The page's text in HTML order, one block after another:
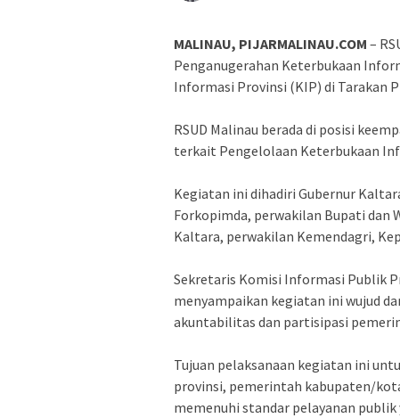
MALINAU, PIJARMALINAU.COM –
Penganugerahan Keterbukaan
Informasi Provinsi (KIP) di Tarakan
RSUD Malinau berada di posisi
terkait Pengelolaan Keterbukaan
Kegiatan ini dihadiri Gubernur
Forkopimda, perwakilan Bupati dan
Kaltara, perwakilan Kemendagri,
Sekretaris Komisi Informasi Publik
menyampaikan kegiatan ini wujud
akuntabilitas dan partisipasi
Tujuan pelaksanaan kegiatan ini
provinsi, pemerintah kabupaten/
memenuhi standar pelayanan publik